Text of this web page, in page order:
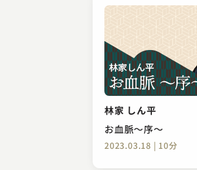
林家 しん平
お血脈～序～
2023.03.18 | 10分